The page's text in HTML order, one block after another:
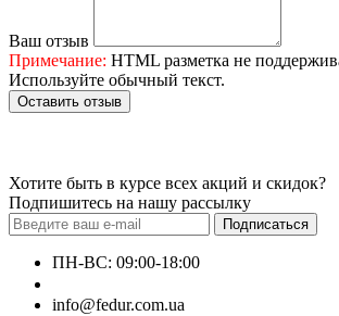
Ваш отзыв
Примечание: HTML разметка не
Используйте обычный текст.
Оставить отзыв
Хотите быть в курсе всех акций и скидок?
Подпишитесь на нашу рассылку
Подписаться
ПН-ВС: 09:00-18:00
info@fedur.com.ua